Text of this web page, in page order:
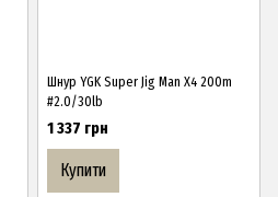
Шнур YGK Super Jig Man X4 200m
#2.0/30lb
1 337 грн
Купити